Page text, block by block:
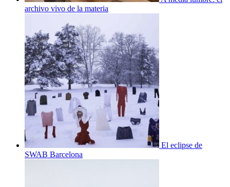
archivo vivo de la materia
El eclipse de
SWAB Barcelona